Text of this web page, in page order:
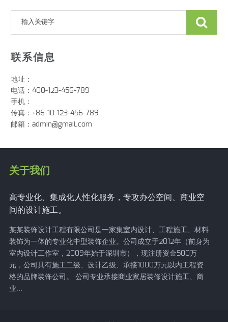
联系信息
地址：
电话：400-123-456-789
手机：
传真：+86-10-123-456-789
邮箱： admin@gmail.com
关于我们
高专业化、集成化人性化服务，专攻办公空间、商业空
间的设计施工。
某某装饰设计工程有限公司是一家集室内设计、工程施工、材料
装饰为一体的专业化中型装饰企业。公司成立于2012年（前身为
室内设计工作室，2009年始于深圳市），现注册资金500万
元，公司具有施工二级、设计乙级、承接1000万元以内工程资
格的品牌装饰公司。 公司专业承接商业家居装修设计施工、商
业...